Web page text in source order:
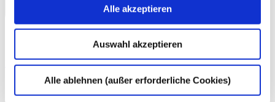
Alle akzeptieren
Auswahl akzeptieren
Alle ablehnen (außer erforderliche Cookies)
Informationssicherheitsmanagementsystem (ISMS)